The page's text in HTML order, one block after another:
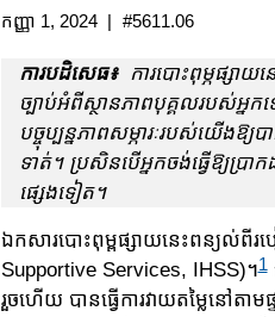
កញ្ញា 1, 2024 #5611.06
ការបដិសេធ៖ការបោះពុម្ភផ្សាយន
ច្បាប់អំពីស្ថានភាពបុគ្គលរបស់អ្នកទ
បច្ចុប្បន្នភាពសម្ភារៈរបស់យើង
ទាត់។ ប្រសិនបើអ្នកចង់ធ្វើឱ្យប្រ
ផ្សេងទៀត។
ឯកសារបោះពុម្ពផ្សាយនេះពន្យល់ពីរ
Supportive Services, IHSS)។1
រួច​ហើយ បានធ្វើការ​វាយ​តម្លៃ​ន